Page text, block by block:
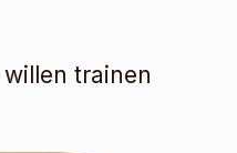
trainen